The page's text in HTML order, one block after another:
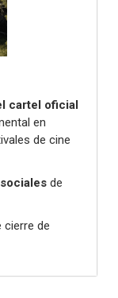
cartel oficial
en
de cine
de
cierre de